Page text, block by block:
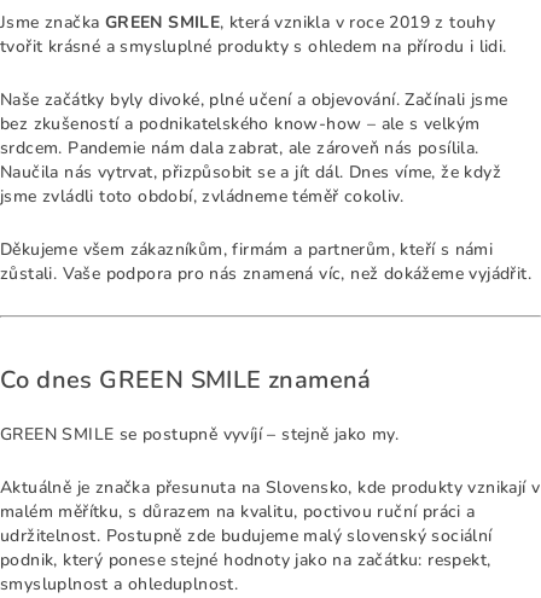
Jsme značka GREEN SMILE, která vznikla v roce 2019 z touhy
tvořit krásné a smysluplné produkty s ohledem na přírodu i lidi.
Naše začátky byly divoké, plné učení a objevování. Začínali jsme
bez zkušeností a podnikatelského know-how – ale s velkým
srdcem. Pandemie nám dala zabrat, ale zároveň nás posílila.
Naučila nás vytrvat, přizpůsobit se a jít dál. Dnes víme, že když
jsme zvládli toto období, zvládneme téměř cokoliv.
Děkujeme všem zákazníkům, firmám a partnerům, kteří s námi
zůstali. Vaše podpora pro nás znamená víc, než dokážeme vyjádřit.
Co dnes GREEN SMILE znamená
GREEN SMILE se postupně vyvíjí – stejně jako my.
Aktuálně je značka přesunuta na Slovensko, kde produkty vznikají v
malém měřítku, s důrazem na kvalitu, poctivou ruční práci a
udržitelnost. Postupně zde budujeme malý slovenský sociální
podnik, který ponese stejné hodnoty jako na začátku: respekt,
smysluplnost a ohleduplnost.